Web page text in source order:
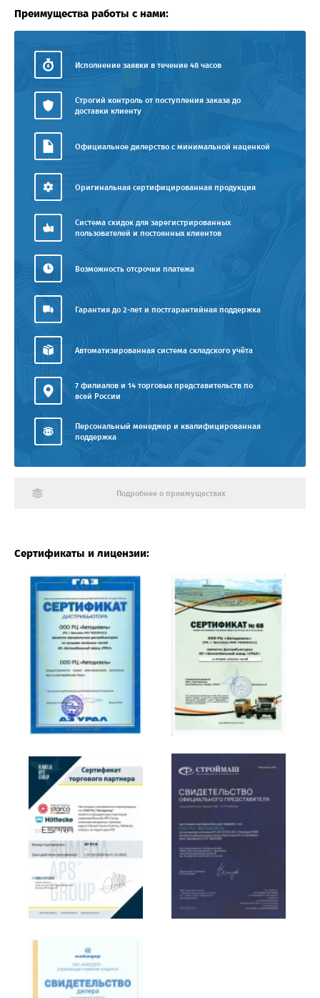
Преимущества работы с нами:
Исполнение заявки в течение 48 часов
Строгий контроль от поступления заказа до
доставки клиенту
Официальное дилерство с минимальной наценкой
Оригинальная сертифицированная продукция
Система скидок для зарегистрированных
пользователей и постоянных клиентов
Возможность отсрочки платежа
Гарантия до 2-лет и постгарантийная поддержка
Автоматизированная система складского учёта
7 филиалов и 14 торговых представительств по
всей России
Персональный менеджер и квалифицированная
поддержка
Подробнее о преимуществах
Сертификаты и лицензии: